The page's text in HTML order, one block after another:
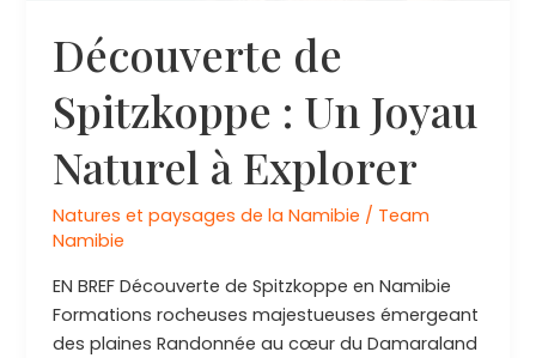
Découverte de
Spitzkoppe : Un Joyau
Naturel à Explorer
Natures et paysages de la Namibie / Team
Namibie
EN BREF Découverte de Spitzkoppe en Namibie
Formations rocheuses majestueuses émergeant
des plaines Randonnée au cœur du Damaraland